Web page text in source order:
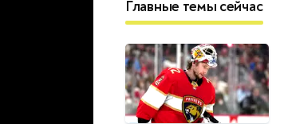
Главные темы сейчас